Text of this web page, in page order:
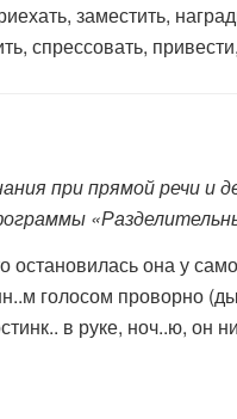
заместить,
спрессовать,
при прямой речи и
она у
голосом проворно
в руке, ноч..ю, он